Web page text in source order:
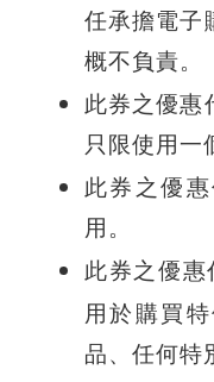
任承擔電子
概不負責。
此券之優惠
只限使用一
此券之優
用。
此券之優惠
用於購買
品、任何特